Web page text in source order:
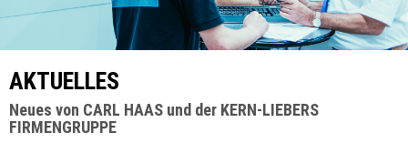
AKTUELLES
Neues von CARL HAAS und der KERN-LIEBERS
FIRMENGRUPPE